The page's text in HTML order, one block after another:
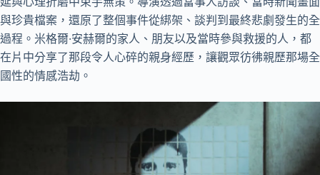
與珍貴檔案，還原了整個事件從綁架、談判到最終悲劇發生的全
過程。米格爾·安赫爾的家人、朋友以及當時參與救援的人，都
在片中分享了那段令人心碎的親身經歷，讓觀眾彷彿親歷那場全
國性的情感浩劫。